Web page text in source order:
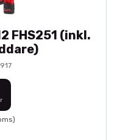
FHS251 (inkl.